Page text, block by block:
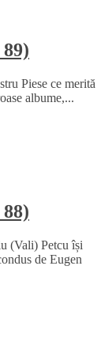
Piese ce merită
albume,...
(Vali) Petcu își
de Eugen